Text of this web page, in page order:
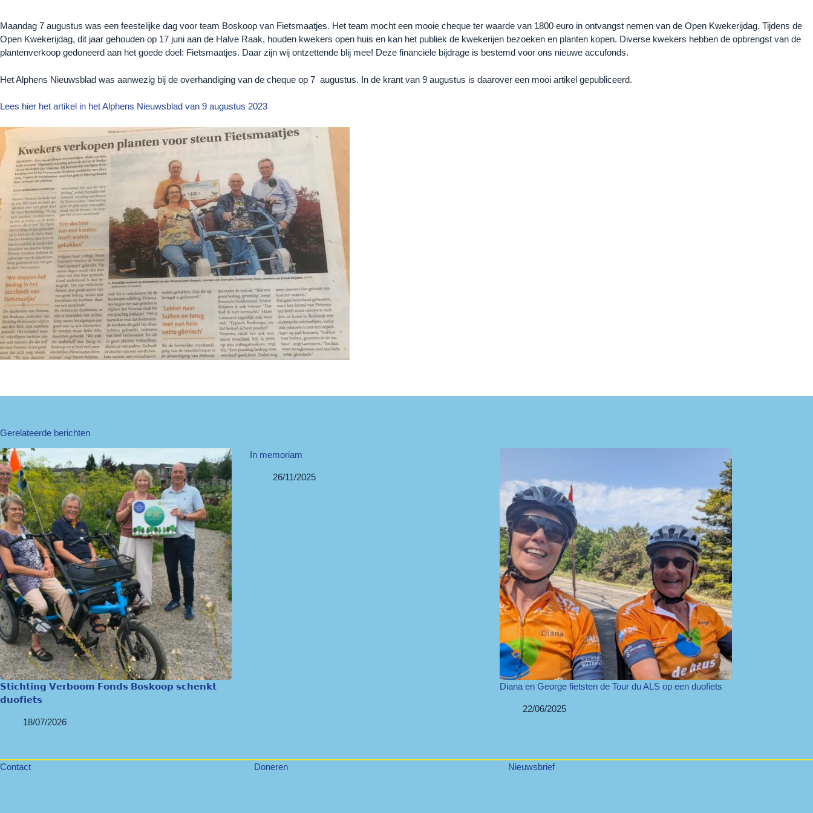
Maandag 7 augustus was een feestelijke dag voor team Boskoop van Fietsmaatjes. Het team mocht een mooie cheque ter waarde van 1800 euro in ontvangst nemen van de Open Kwekerijdag. Tijdens de
Open Kwekerijdag, dit jaar gehouden op 17 juni aan de Halve Raak, houden kwekers open huis en kan het publiek de kwekerijen bezoeken en planten kopen. Diverse kwekers hebben de opbrengst van de
plantenverkoop gedoneerd aan het goede doel: Fietsmaatjes. Daar zijn wij ontzettende blij mee! Deze financiële bijdrage is bestemd voor ons nieuwe accufonds.
Het Alphens Nieuwsblad was aanwezig bij de overhandiging van de cheque op 7 augustus. In de krant van 9 augustus is daarover een mooi artikel gepubliceerd.
Lees hier het artikel in het Alphens Nieuwsblad van 9 augustus 2023
Gerelateerde berichten
𝗦𝘁𝗶𝗰𝗵𝘁𝗶𝗻𝗴 𝗩𝗲𝗿𝗯𝗼𝗼𝗺 𝗙𝗼𝗻𝗱𝘀 𝗕𝗼𝘀𝗸𝗼𝗼𝗽 𝘀𝗰𝗵𝗲𝗻𝗸𝘁
𝗱𝘂𝗼𝗳𝗶𝗲𝘁𝘀
18/07/2026
In memoriam
26/11/2025
Diana en George fietsten de Tour du ALS op een duofiets
22/06/2025
Contact Doneren Nieuwsbrief